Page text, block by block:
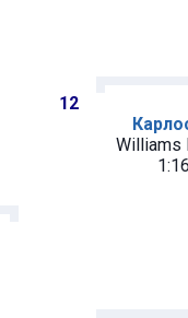
12
Williams